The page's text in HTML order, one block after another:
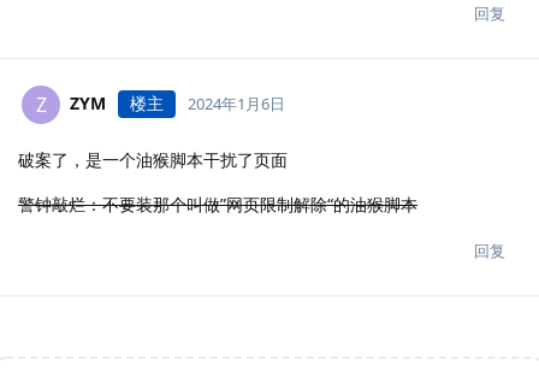
回复
Z ZYM 楼主 2024年1月6日
破案了，是一个油猴脚本干扰了页面
警钟敲烂：不要装那个叫做”网页限制解除“的油猴脚本
回复